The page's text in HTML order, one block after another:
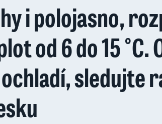
i polojasno,
od 6 do 15 °C.
sledujte